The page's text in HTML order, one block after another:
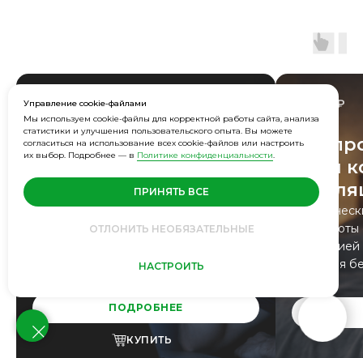
3 900 ₽
Как избавиться
от порнозависимости
Разбор психологических
и физиологических механизмов
зависимости и система
восстановления контроля.
ПОДРОБНЕЕ
КУПИТЬ
7 900 ₽
Как
акт и
для
контроля
Управление cookie-файлами
Мы используем cookie-файлы для корректной работы сайта, анализа
статистики и улучшения пользовательского опыта. Вы можете
согласиться на использование всех cookie-файлов или настроить
их выбор. Подробнее — в Политике конфиденциальности.
ПРИНЯТЬ ВСЕ
ОТЛОНИТЬ НЕОБЯЗАТЕЛЬНЫЕ
НАСТРОИТЬ